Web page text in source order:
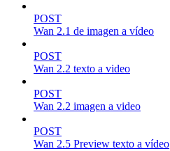
POST
Wan 2.1 de imagen a vídeo
POST
Wan 2.2 texto a video
POST
Wan 2.2 imagen a video
POST
Wan 2.5 Preview texto a vídeo